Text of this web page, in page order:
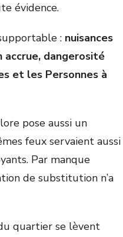
évidence.
: nuisances
accrue, dangerosité
et les Personnes à
pose aussi un
feux servaient aussi
Par manque
de substitution n’a
quartier se lèvent